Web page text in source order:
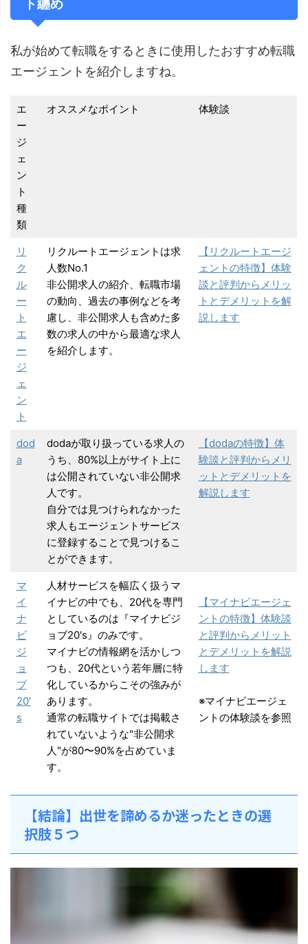
ト纏め
私が始めて転職をするときに使用したおすすめ転職
エージェントを紹介しますね。
エ
ー
ジ
ェ
ン
ト
種
類
オススメなポイント 体験談
リ
ク
ル
ー
ト
エ
ー
ジ
ェ
ン
ト
リクルートエージェントは求
人数No.1
非公開求人の紹介、転職市場
の動向、過去の事例などを考
慮し、非公開求人も含めた多
数の求人の中から最適な求人
を紹介します。
【リクルートエージ
ェントの特徴】体験
談と評判からメリッ
トとデメリットを解
説します
dod
a
dodaが取り扱っている求人の
うち、80%以上がサイト上に
は公開されていない非公開求
人です。
自分では見つけられなかった
求人もエージェントサービス
に登録することで見つけるこ
とができます。
【dodaの特徴】体
験談と評判からメリ
ットとデメリットを
解説します
マ
イ
ナ
ビ
ジ
ョ
ブ
20'
s
人材サービスを幅広く扱うマ
イナビの中でも、20代を専門
としているのは『マイナビジ
ョブ20's』のみです。
マイナビの情報網を活かしつ
つも、20代という若年層に特
化しているからこその強みが
あります。
通常の転職サイトでは掲載さ
れていないような"非公開求
人"が80〜90%を占めていま
す。
【マイナビエージェ
ントの特徴】体験談
と評判からメリット
とデメリットを解説
します
※マイナビエージェ
ントの体験談を参照
【結論】出世を諦めるか迷ったときの選
択肢５つ